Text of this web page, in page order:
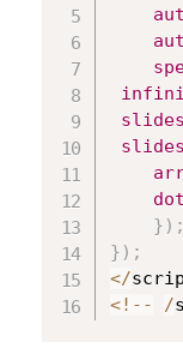
} ) ;
} ) ;
</
<! -- /